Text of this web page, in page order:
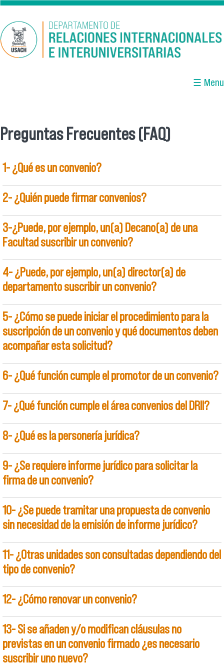
Pasar al contenido principal
☰ Menu
Se encuentra usted aquí
Preguntas Frecuentes (FAQ)
1- ¿Qué es un convenio?
2- ¿Quién puede firmar convenios?
3-¿Puede, por ejemplo, un(a) Decano(a) de una
Facultad suscribir un convenio?
4- ¿Puede, por ejemplo, un(a) director(a) de
departamento suscribir un convenio?
5- ¿Cómo se puede iniciar el procedimiento para la
suscripción de un convenio y qué documentos deben
acompañar esta solicitud?
6- ¿Qué función cumple el promotor de un convenio?
7- ¿Qué función cumple el área convenios del DRII?
8- ¿Qué es la personería jurídica?
9- ¿Se requiere informe jurídico para solicitar la
firma de un convenio?
10- ¿Se puede tramitar una propuesta de convenio
sin necesidad de la emisión de informe jurídico?
11- ¿Otras unidades son consultadas dependiendo del
tipo de convenio?
12- ¿Cómo renovar un convenio?
13- Si se añaden y/o modifican cláusulas no
previstas en un convenio firmado ¿es necesario
suscribir uno nuevo?